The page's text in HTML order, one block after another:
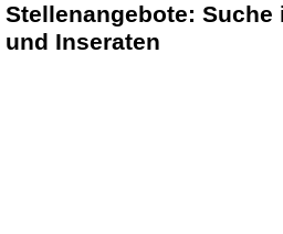
Stellenangebote: Suche
und Inseraten